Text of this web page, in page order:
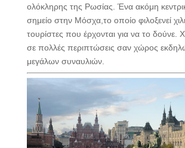
ολόκληρης της Ρωσίας. Ένα ακόμη
σημείο στην Μόσχα,το οποίο φιλοξενεί
τουρίστες που έρχονται για να το δούνε.
σε πολλές περιπτώσεις σαν χώρος
μεγάλων συναυλιών.